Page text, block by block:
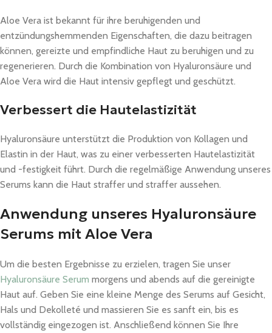
Aloe Vera ist bekannt für ihre beruhigenden und
entzündungshemmenden Eigenschaften, die dazu beitragen
können, gereizte und empfindliche Haut zu beruhigen und zu
regenerieren. Durch die Kombination von Hyaluronsäure und
Aloe Vera wird die Haut intensiv gepflegt und geschützt.
Verbessert die Hautelastizität
Hyaluronsäure unterstützt die Produktion von Kollagen und
Elastin in der Haut, was zu einer verbesserten Hautelastizität
und -festigkeit führt. Durch die regelmäßige Anwendung unseres
Serums kann die Haut straffer und straffer aussehen.
Anwendung unseres Hyaluronsäure
Serums mit Aloe Vera
Um die besten Ergebnisse zu erzielen, tragen Sie unser
Hyaluronsäure Serum morgens und abends auf die gereinigte
Haut auf. Geben Sie eine kleine Menge des Serums auf Gesicht,
Hals und Dekolleté und massieren Sie es sanft ein, bis es
vollständig eingezogen ist. Anschließend können Sie Ihre